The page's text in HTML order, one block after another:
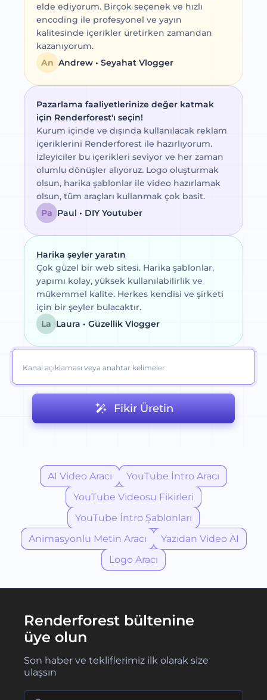
elde ediyorum. Birçok seçenek ve hızlı
encoding ile profesyonel ve yayın
kalitesinde içerikler üretirken zamandan
kazanıyorum.
An Andrew • Seyahat Vlogger
Pazarlama faaliyetlerinize değer katmak
için Renderforest'ı seçin!
Kurum içinde ve dışında kullanılacak reklam
içeriklerini Renderforest ile hazırlıyorum.
İzleyiciler bu içerikleri seviyor ve her zaman
olumlu dönüşler alıyoruz. Logo oluşturmak
olsun, harika şablonlar ile video hazırlamak
olsun, tüm araçları kullanmak çok basit.
Pa Paul • DIY Youtuber
Harika şeyler yaratın
Çok güzel bir web sitesi. Harika şablonlar,
yapımı kolay, yüksek kullanılabilirlik ve
mükemmel kalite. Herkes kendisi ve şirketi
için bir şeyler bulacaktır.
La Laura • Güzellik Vlogger
Fikir Üretin
AI Video Aracı
YouTube İntro Aracı
YouTube Videosu Fikirleri
YouTube İntro Şablonları
Animasyonlu Metin Aracı
Yazıdan Video AI
Logo Aracı
Renderforest bültenine
üye olun
Son haber ve tekliflerimiz ilk olarak size
ulaşsın